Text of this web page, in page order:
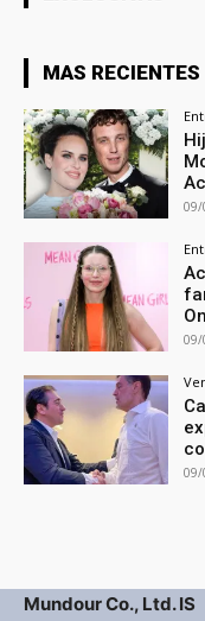
MAS RECIENTES
09/
09/
09/
Mundour Co., Ltd. IS